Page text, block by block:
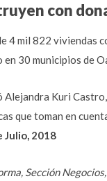
con
4 mil 822 viviendas
en 30 municipios de
Alejandra Kuri
que toman en
Julio, 2018
Sección